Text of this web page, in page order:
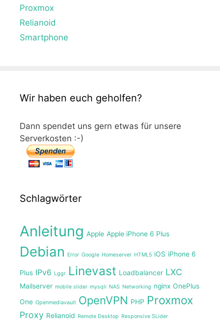
Proxmox
Relianoid
Smartphone
Wir haben euch geholfen?
Dann spendet uns gern etwas für unsere
Serverkosten :-)
Schlagwörter
Anleitung Apple Apple iPhone 6 Plus
Debian Error Google Homeserver HTML5 iOS iPhone 6
Plus IPv6 Lggr Linevast Loadbalancer LXC
Mailserver mobile slider mysqli NAS Networking nginx OnePlus
One Openmediavault OpenVPN PHP Proxmox
Proxy Relianoid Remote Desktop Responsive SLider